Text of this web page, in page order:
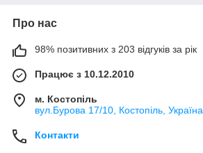
Про нас
98% позитивних з 203 відгуків за рік
Працює з 10.12.2010
м. Костопіль
вул.Бурова 17/10, Костопіль, Україна
Контакти